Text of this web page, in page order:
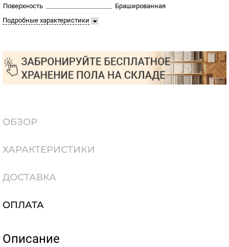
Поверхность
Брашированная
Подробные характеристики
ОБЗОР
ХАРАКТЕРИСТИКИ
ДОСТАВКА
ОПЛАТА
Описание